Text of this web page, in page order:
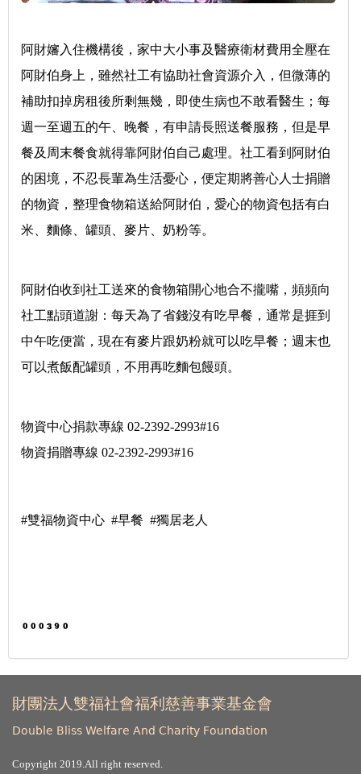
阿財嬸入住機構後，家中大小事及醫療衛材費用全壓在
阿財伯身上，雖然社工有協助社會資源介入，但微薄的
補助扣掉房租後所剩無幾，即使生病也不敢看醫生；每
週一至週五的午、晚餐，有申請長照送餐服務，但是早
餐及周末餐食就得靠阿財伯自己處理。社工看到阿財伯
的困境，不忍長輩為生活憂心，便定期將善心人士捐贈
的物資，整理食物箱送給阿財伯，愛心的物資包括有白
米、麵條、罐頭、麥片、奶粉等。
阿財伯收到社工送來的食物箱開心地合不攏嘴，頻頻向
社工點頭道謝：每天為了省錢沒有吃早餐，通常是捱到
中午吃便當，現在有麥片跟奶粉就可以吃早餐；週末也
可以煮飯配罐頭，不用再吃麵包饅頭。
物資中心捐款專線 02-2392-2993#16
物資捐贈專線 02-2392-2993#16
#雙福物資中心 #早餐 #獨居老人
財團法人雙福社會福利慈善事業基金會
Double Bliss Welfare And Charity Foundation
Copyright 2019.All right reserved.